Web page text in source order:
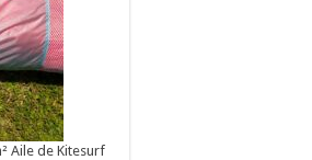
Aile de Kitesurf